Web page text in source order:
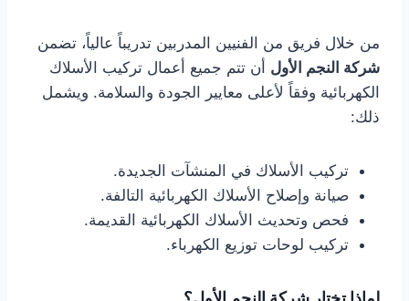
من خلال فريق من الفنيين المدربين تدريباً عالياً، تضمن
شركة النجم الأول أن تتم جميع أعمال تركيب الأسلاك
الكهربائية وفقاً لأعلى معايير الجودة والسلامة. ويشمل
ذلك:
تركيب الأسلاك في المنشآت الجديدة.
صيانة وإصلاح الأسلاك الكهربائية التالفة.
فحص وتحديث الأسلاك الكهربائية القديمة.
تركيب لوحات توزيع الكهرباء.